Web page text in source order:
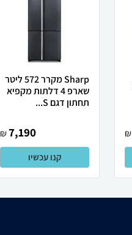
₪
Sharp מקרר 572 ליטר
שארפ 4 דלתות מקפיא
תחתון דגם S...
7,190
₪
קנו עכשיו